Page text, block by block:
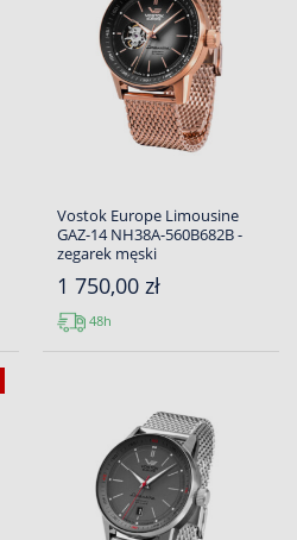
Vostok Europe Limousine
GAZ-14 NH38A-560B682B -
zegarek męski
1 750,00 zł
48h